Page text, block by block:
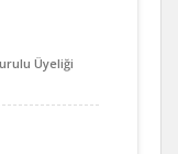
Üyeliği